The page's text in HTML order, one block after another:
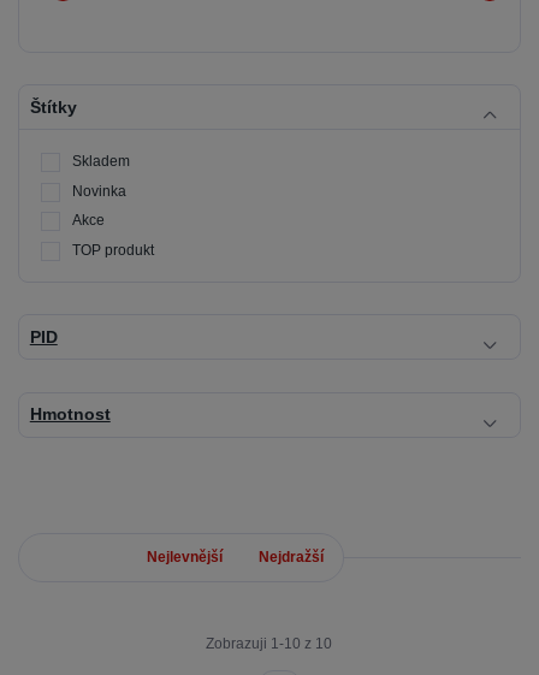
Štítky
Skladem
Novinka
Akce
TOP produkt
PID
Hmotnost
Nejlevnější Nejdražší
Zobrazuji 1-10 z 10